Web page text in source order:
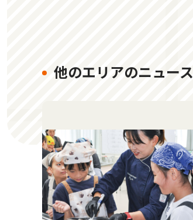
他のエリアのニュース